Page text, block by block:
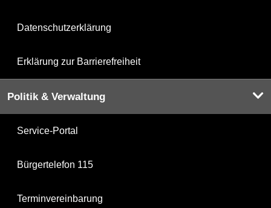
Datenschutzerklärung
Erklärung zur Barrierefreiheit
Politik & Verwaltung
Service-Portal
Bürgertelefon 115
Terminvereinbarung